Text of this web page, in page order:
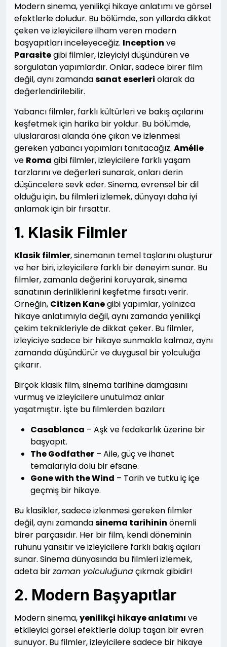
Modern sinema, yenilikçi hikaye anlatımı ve görsel
efektlerle doludur. Bu bölümde, son yıllarda dikkat
çeken ve izleyicilere ilham veren modern
başyapıtları inceleyeceğiz. Inception ve
Parasitegibi filmler, izleyiciyi düşündüren ve
sorgulatan yapımlardır. Onlar, sadece birer film
değil, aynı zamandasanat eserleri olarak da
değerlendirilebilir.
Yabancı filmler, farklı kültürleri ve bakış açılarını
keşfetmek için harika bir yoldur. Bu bölümde,
uluslararası alanda öne çıkan ve izlenmesi
gereken yabancı yapımları tanıtacağız. Amélie
ve Roma gibi filmler, izleyicilere farklı yaşam
tarzlarını ve değerleri sunarak, onları derin
düşüncelere sevk eder. Sinema, evrensel bir dil
olduğu için, bu filmleri izlemek, dünyayı daha iyi
anlamak için bir fırsattır.
1. Klasik Filmler
Klasik filmler, sinemanın temel taşlarını oluşturur
ve her biri, izleyicilere farklı bir deneyim sunar. Bu
filmler, zamanla değerini koruyarak, sinema
sanatının derinliklerini keşfetme fırsatı verir.
Örneğin, Citizen Kanegibi yapımlar, yalnızca
hikaye anlatımıyla değil, aynı zamanda yenilikçi
çekim teknikleriyle de dikkat çeker. Bu filmler,
izleyiciye sadece bir hikaye sunmakla kalmaz, aynı
zamanda düşündürür ve duygusal bir yolculuğa
çıkarır.
Birçok klasik film, sinema tarihine damgasını
vurmuş ve izleyicilere unutulmaz anlar
yaşatmıştır. İşte bu filmlerden bazıları:
Casablanca – Aşk ve fedakarlık üzerine bir
başyapıt.
The Godfather – Aile, güç ve ihanet
temalarıyla dolu bir efsane.
Gone with the Wind – Tarih ve tutku iç içe
geçmiş bir hikaye.
Bu klasikler, sadece izlenmesi gereken filmler
değil, aynı zamandasinema tarihinin önemli
birer parçasıdır. Her bir film, kendi döneminin
ruhunu yansıtır ve izleyicilere farklı bakış açıları
sunar. Sinema dünyasında bu filmleri izlemek,
adeta birzaman yolculuğunaçıkmak gibidir!
2. Modern Başyapıtlar
Modern sinema,yenilikçi hikaye anlatımı ve
etkileyici görsel efektlerle dolup taşan bir evren
sunuyor. Bu filmler, izleyicilere sadece bir hikaye